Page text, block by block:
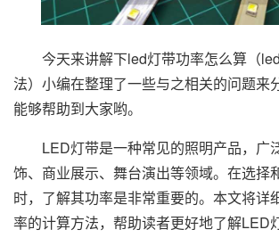
今天来讲解下led灯带功率怎么算（
法）小编在整理了一些与之相关的问题来
能够帮助到大家哟。
LED灯带是一种常见的照明产品，广
饰、商业展示、舞台演出等领域。在选择
时，了解其功率是非常重要的。本文将详
率的计算方法，帮助读者更好地了解LED